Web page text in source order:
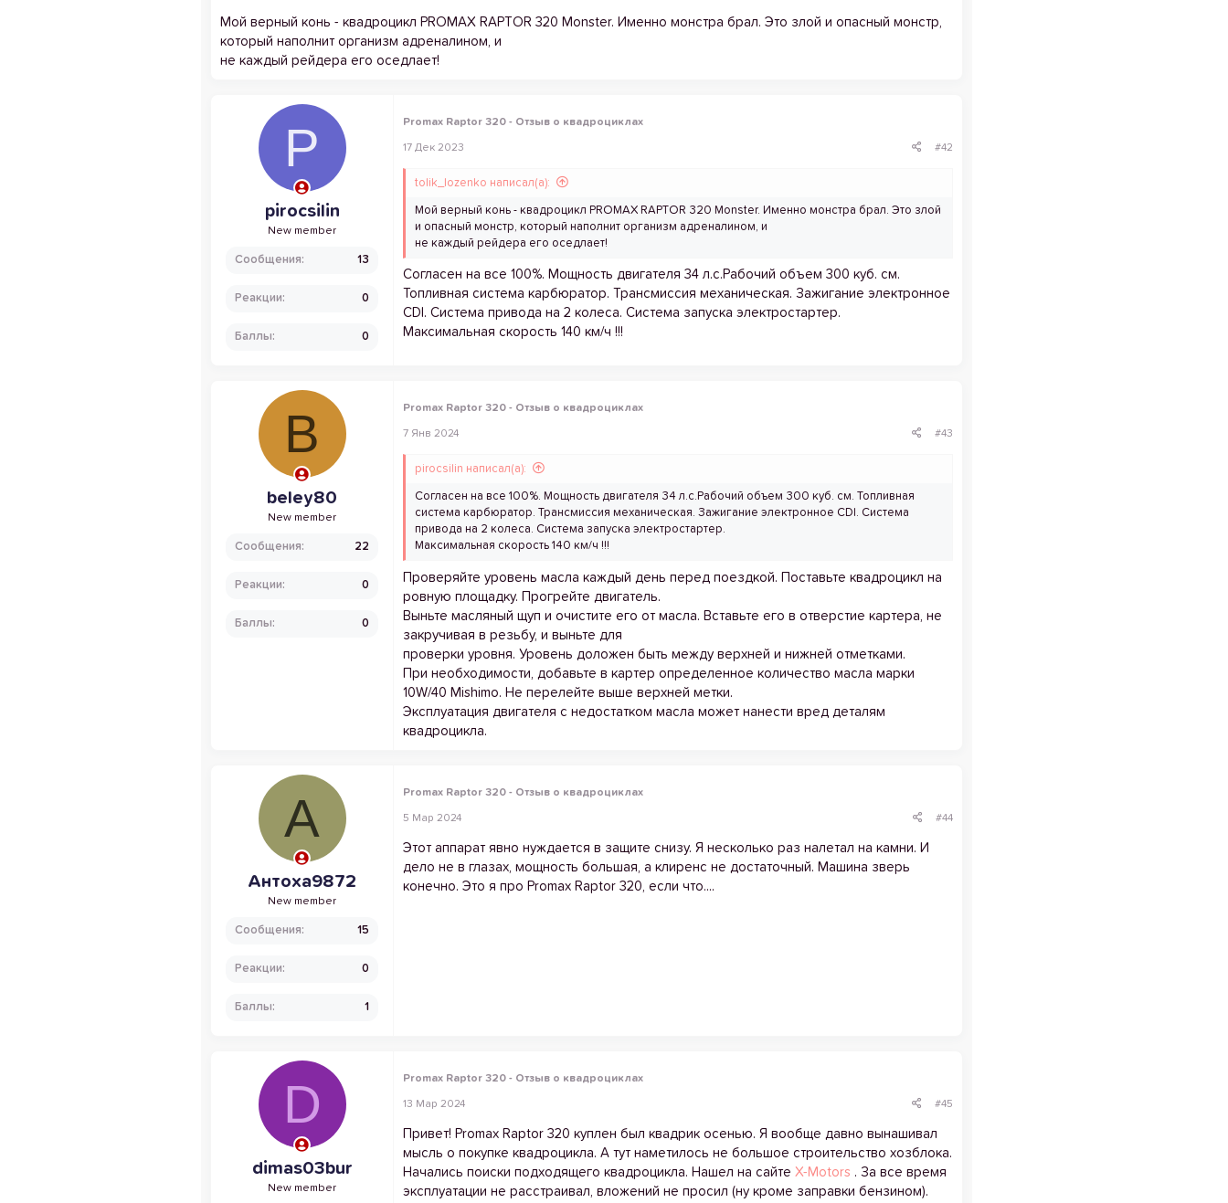
Мой верный конь - квадроцикл PROMAX RAPTOR 320 Monster. Именно монстра брал. Это злой и опасный монстр,
который наполнит организм адреналином, и
не каждый рейдера его оседлает!
P
pirocsilin
New member
Сообщения 13
Реакции 0
Баллы 0
Promax Raptor 320 - Отзыв о квадроциклах
17 Дек 2023 #42
tolik_lozenko написал(а):
Мой верный конь - квадроцикл PROMAX RAPTOR 320 Monster. Именно монстра брал. Это злой
и опасный монстр, который наполнит организм адреналином, и
не каждый рейдера его оседлает!
Согласен на все 100%. Мощность двигателя 34 л.с.Рабочий объем 300 куб. см.
Топливная система карбюратор. Трансмиссия механическая. Зажигание электронное
CDI. Система привода на 2 колеса. Система запуска электростартер.
Максимальная скорость 140 км/ч !!!
B
beley80
New member
Сообщения 22
Реакции 0
Баллы 0
Promax Raptor 320 - Отзыв о квадроциклах
7 Янв 2024 #43
pirocsilin написал(а):
Согласен на все 100%. Мощность двигателя 34 л.с.Рабочий объем 300 куб. см. Топливная
система карбюратор. Трансмиссия механическая. Зажигание электронное CDI. Система
привода на 2 колеса. Система запуска электростартер.
Максимальная скорость 140 км/ч !!!
Проверяйте уровень масла каждый день перед поездкой. Поставьте квадроцикл на
ровную площадку. Прогрейте двигатель.
Выньте масляный щуп и очистите его от масла. Вставьте его в отверстие картера, не
закручивая в резьбу, и выньте для
проверки уровня. Уровень доложен быть между верхней и нижней отметками.
При необходимости, добавьте в картер определенное количество масла марки
10W/40 Mishimo. Не перелейте выше верхней метки.
Эксплуатация двигателя с недостатком масла может нанести вред деталям
квадроцикла.
А
Антоха9872
New member
Сообщения 15
Реакции 0
Баллы 1
Promax Raptor 320 - Отзыв о квадроциклах
5 Мар 2024 #44
Этот аппарат явно нуждается в защите снизу. Я несколько раз налетал на камни. И
дело не в глазах, мощность большая, а клиренс не достаточный. Машина зверь
конечно. Это я про Promax Raptor 320, если что....
D
dimas03bur
New member
Promax Raptor 320 - Отзыв о квадроциклах
13 Мар 2024 #45
Привет! Promax Raptor 320 куплен был квадрик осенью. Я вообще давно вынашивал
мысль о покупке квадроцикла. А тут наметилось не большое строительство хозблока.
Начались поиски подходящего квадроцикла. Нашел на сайте X-Motors . За все время
эксплуатации не расстраивал, вложений не просил (ну кроме заправки бензином).